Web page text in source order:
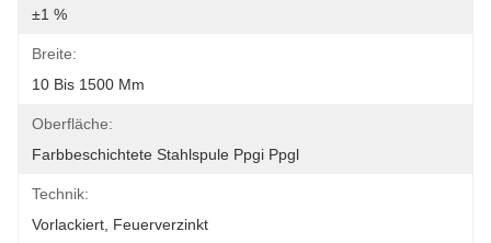
±1 %
Breite:
10 Bis 1500 Mm
Oberfläche:
Farbbeschichtete Stahlspule Ppgi Ppgl
Technik:
Vorlackiert, Feuerverzinkt